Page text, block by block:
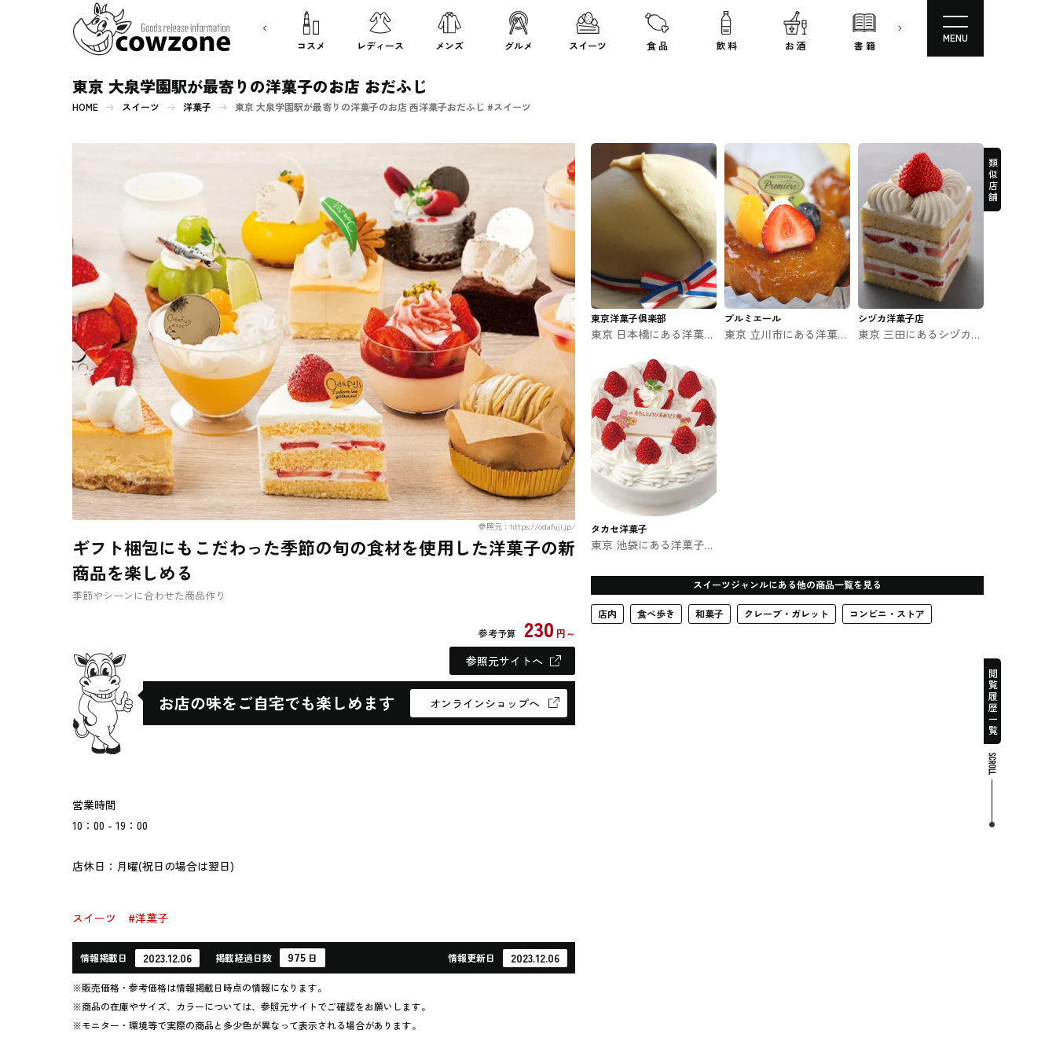
書 籍 文房具 コスメ レディース メンズ グルメ スイーツ 食 品 飲 料 お 酒 書 籍 文房具
MENU
東京 大泉学園駅が最寄りの洋菓子のお店 おだふじ
HOME スイーツ 洋菓子 東京 大泉学園駅が最寄りの洋菓子のお店 西洋菓子おだふじ #スイーツ
参照元：https://odafuji.jp/
ギフト梱包にもこだわった季節の旬の食材を使用した洋菓子の新
商品を楽しめる
季節やシーンに合わせた商品作り
参考予算 230 円～
参照元サイトへ
お店の味をご自宅でも楽しめます オンラインショップへ
営業時間
10：00 - 19：00
店休日：月曜(祝日の場合は翌日)
スイーツ #洋菓子
情報掲載日 2023.12.06 掲載経過日数 975 日 情報更新日 2023.12.06
※販売価格・参考価格は情報掲載日時点の情報になります。
※商品の在庫やサイズ、カラーについては、参照元サイトでご確認をお願いします。
※モニター・環境等で実際の商品と多少色が異なって表示される場合があります。
類似店舗
東京洋菓子倶楽部
東京 日本橋にある洋菓子
じみの東京洋菓子倶楽部
プルミエール
東京 立川市にある洋菓子
シヅカ洋菓子店
東京 三田にあるシヅカ洋
タカセ洋菓子
東京 池袋にある洋菓子の
ーツ
スイーツジャンルにある他の商品一覧を見る
店内 食べ歩き 和菓子 クレープ・ガレット コンビニ・ストア
閲覧履歴一覧